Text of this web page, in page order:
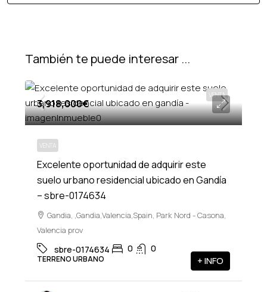
También te puede interesar ...
VENTA
3,918,000€
VENTA
Excelente oportunidad de adquirir este
suelo urbano residencial ubicado en Gandía
– sbre-0174634
Gandia, ,Gandia,Valencia,Spain, Park Nord - Casona,
Valencia prov
sbre-0174634 0 0
TERRENO URBANO + INFO